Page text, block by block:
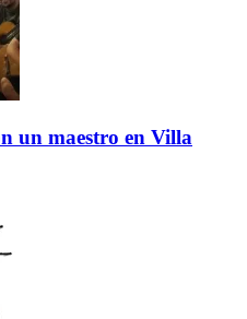
un maestro en Villa